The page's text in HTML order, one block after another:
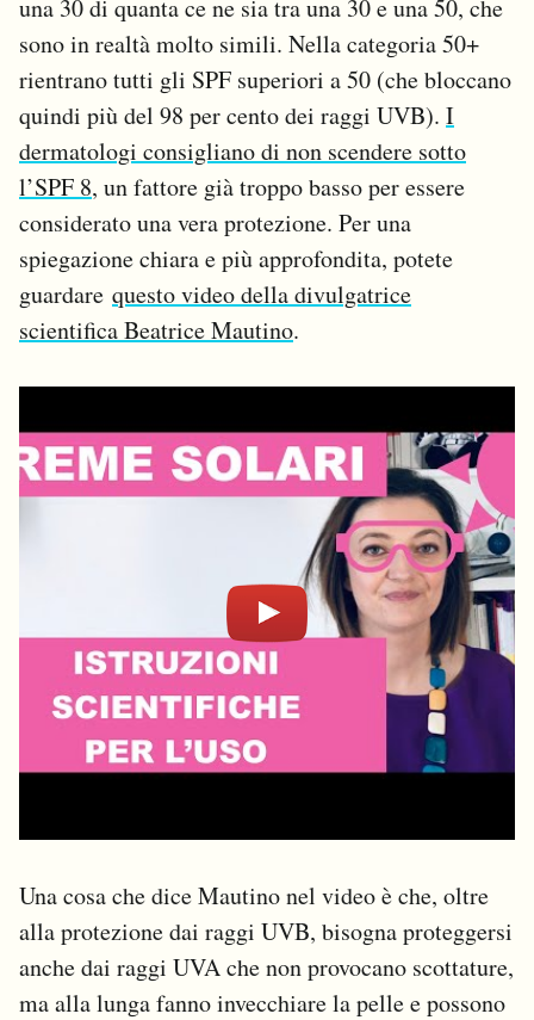
una 30 di quanta ce ne sia tra una 30 e una 50, che
sono in realtà molto simili. Nella categoria 50+
rientrano tutti gli SPF superiori a 50 (che bloccano
quindi più del 98 per cento dei raggi UVB). I
dermatologi consigliano di non scendere sotto
l’SPF 8, un fattore già troppo basso per essere
considerato una vera protezione. Per una
spiegazione chiara e più approfondita, potete
guardare questo video della divulgatrice
scientifica Beatrice Mautino.
Una cosa che dice Mautino nel video è che, oltre
alla protezione dai raggi UVB, bisogna proteggersi
anche dai raggi UVA che non provocano scottature,
ma alla lunga fanno invecchiare la pelle e possono